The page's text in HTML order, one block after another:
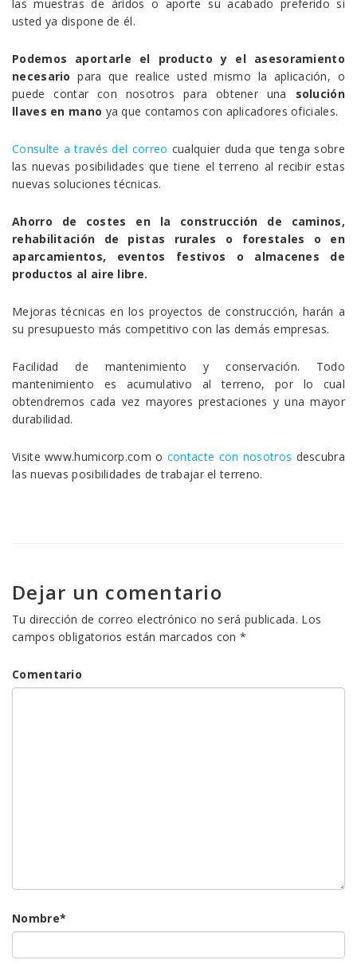
las muestras de áridos o aporte su acabado preferido si
usted ya dispone de él.
Podemos aportarle el producto y el asesoramiento
necesario para que realice usted mismo la aplicación, o
puede contar con nosotros para obtener una solución
llaves en mano ya que contamos con aplicadores oficiales.
Consulte a través del correo cualquier duda que tenga sobre
las nuevas posibilidades que tiene el terreno al recibir estas
nuevas soluciones técnicas.
Ahorro de costes en la construcción de caminos,
rehabilitación de pistas rurales o forestales o en
aparcamientos, eventos festivos o almacenes de
productos al aire libre.
Mejoras técnicas en los proyectos de construcción, harán a
su presupuesto más competitivo con las demás empresas.
Facilidad de mantenimiento y conservación. Todo
mantenimiento es acumulativo al terreno, por lo cual
obtendremos cada vez mayores prestaciones y una mayor
durabilidad.
Visite www.humicorp.com o contacte con nosotros descubra
las nuevas posibilidades de trabajar el terreno.
Dejar un comentario
Tu dirección de correo electrónico no será publicada. Los
campos obligatorios están marcados con *
Comentario
Nombre*